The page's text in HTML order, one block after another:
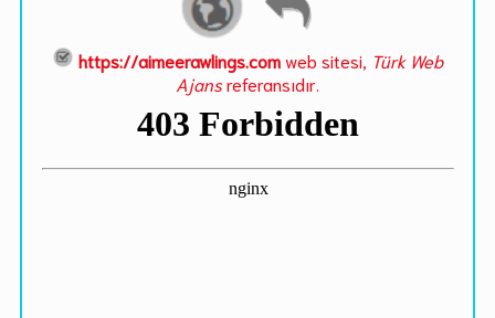
https://aimeerawlings.comweb sitesi, Türk Web
Ajansreferansıdır.